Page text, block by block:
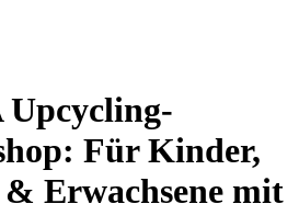
Upcycling-
Für Kinder,
Erwachsene mit